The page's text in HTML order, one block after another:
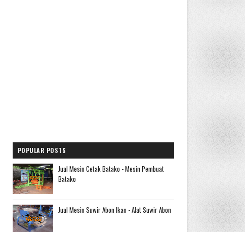
POPULAR POSTS
Jual Mesin Cetak Batako - Mesin Pembuat
Batako
Jual Mesin Suwir Abon Ikan - Alat Suwir Abon